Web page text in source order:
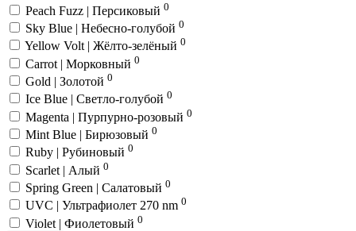
Peach Fuzz | Персиковый 0
Sky Blue | Небесно-голубой 0
Yellow Volt | Жёлто-зелёный 0
Carrot | Морковный 0
Gold | Золотой 0
Ice Blue | Светло-голубой 0
Magenta | Пурпурно-розовый 0
Mint Blue | Бирюзовый 0
Ruby | Рубиновый 0
Scarlet | Алый 0
Spring Green | Салатовый 0
UVC | Ультрафиолет 270 nm 0
Violet | Фиолетовый 0